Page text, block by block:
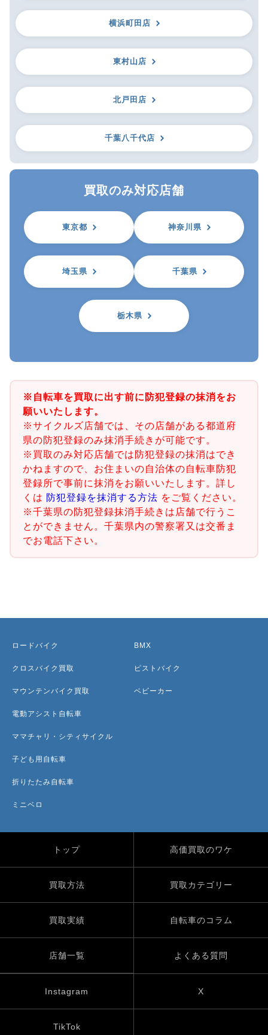
横浜町田店
東村山店
北戸田店
千葉八千代店
買取のみ対応店舗
東京都 神奈川県
埼玉県 千葉県
栃木県
※自転車を買取に出す前に防犯登録の抹消をお
願いいたします。
※サイクルズ店舗では、その店舗がある都道府
県の防犯登録のみ抹消手続きが可能です。
※買取のみ対応店舗では防犯登録の抹消はでき
かねますので、お住まいの自治体の自転車防犯
登録所で事前に抹消をお願いいたします。詳し
くは 防犯登録を抹消する方法 をご覧ください。
※千葉県の防犯登録抹消手続きは店舗で行うこ
とができません。千葉県内の警察署又は交番ま
でお電話下さい。
ロードバイク
クロスバイク買取
マウンテンバイク買取
電動アシスト自転車
ママチャリ・シティサイクル
子ども用自転車
折りたたみ自転車
ミニベロ
BMX
ピストバイク
ベビーカー
トップ 高価買取のワケ
買取方法 買取カテゴリー
買取実績 自転車のコラム
店舗一覧 よくある質問
Instagram X
TikTok